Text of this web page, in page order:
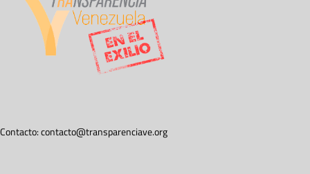
Contacto:contacto@transparenciave.org